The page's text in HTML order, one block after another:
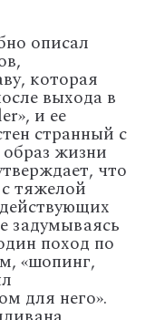
описал
которая
выхода в
и ее
странный с
жизни
что
тяжелой
задумываясь
поход по
«шопинг,
для него».